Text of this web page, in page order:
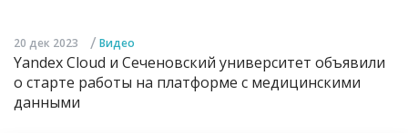
20 дек 2023 / Видео
Yandex Cloud и Сеченовский университет объявили
о старте работы на платформе с медицинскими
данными